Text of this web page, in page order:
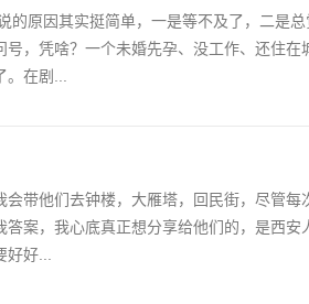
的原因其实挺简单，一是等不及了，二是
，凭啥？一个未婚先孕、没工作、还住
在剧...
带他们去钟楼，大雁塔，回民街，尽管
案，我心底真正想分享给他们的，是西
好...